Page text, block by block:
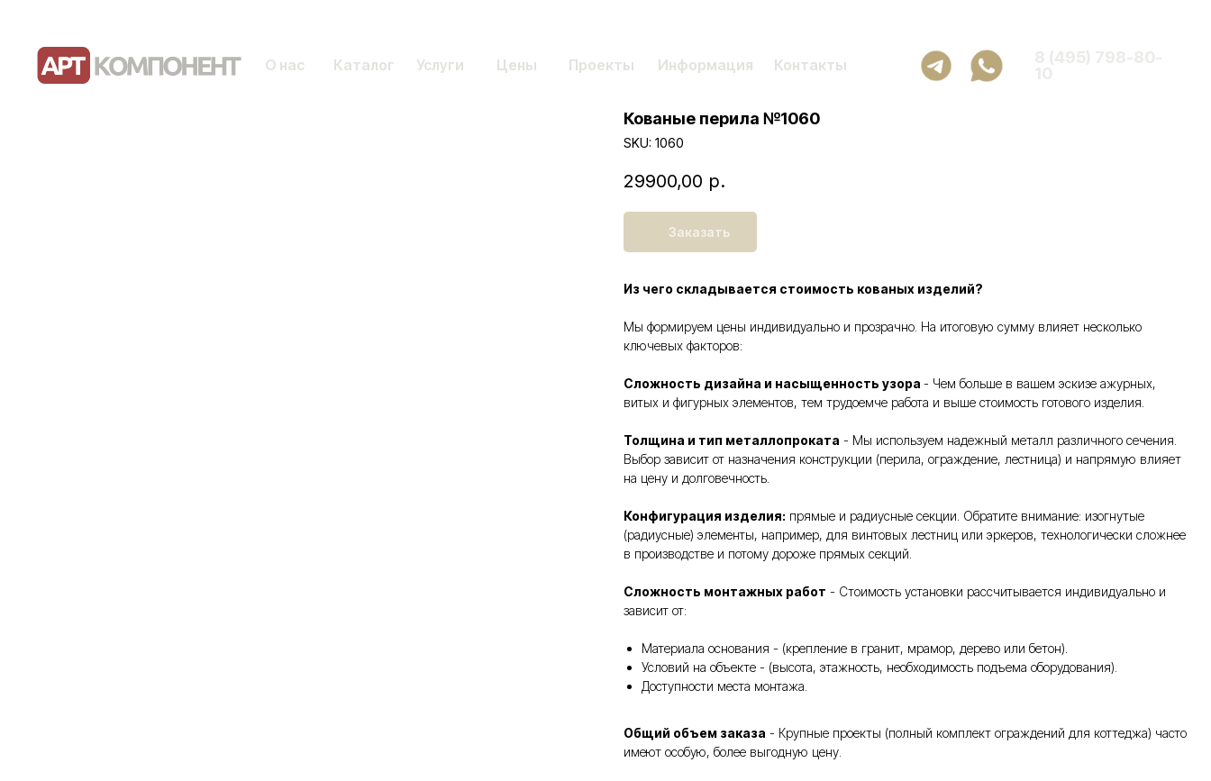
Проекты
Каталог Услуги Цены Контакты
О нас Информация
Кованые перила №1060
SKU: 1060
29900,00 р.
Заказать
Из чего складывается стоимость кованых изделий?
Мы формируем цены индивидуально и прозрачно. На итоговую сумму влияет несколько
ключевых факторов:
Сложность дизайна и насыщенность узора - Чем больше в вашем эскизе ажурных,
витых и фигурных элементов, тем трудоемче работа и выше стоимость готового изделия.
Толщина и тип металлопроката - Мы используем надежный металл различного сечения.
Выбор зависит от назначения конструкции (перила, ограждение, лестница) и напрямую влияет
на цену и долговечность.
Конфигурация изделия: прямые и радиусные секции. Обратите внимание: изогнутые
(радиусные) элементы, например, для винтовых лестниц или эркеров, технологически сложнее
в производстве и потому дороже прямых секций.
Сложность монтажных работ - Стоимость установки рассчитывается индивидуально и
зависит от:
Материала основания - (крепление в гранит, мрамор, дерево или бетон).
Условий на объекте - (высота, этажность, необходимость подъема оборудования).
Доступности места монтажа.
Общий объем заказа - Крупные проекты (полный комплект ограждений для коттеджа) часто
имеют особую, более выгодную цену.